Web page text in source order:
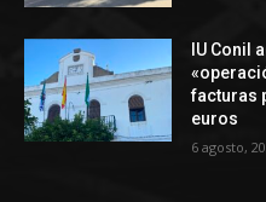
IU Conil
facturas
euros
6 agosto,